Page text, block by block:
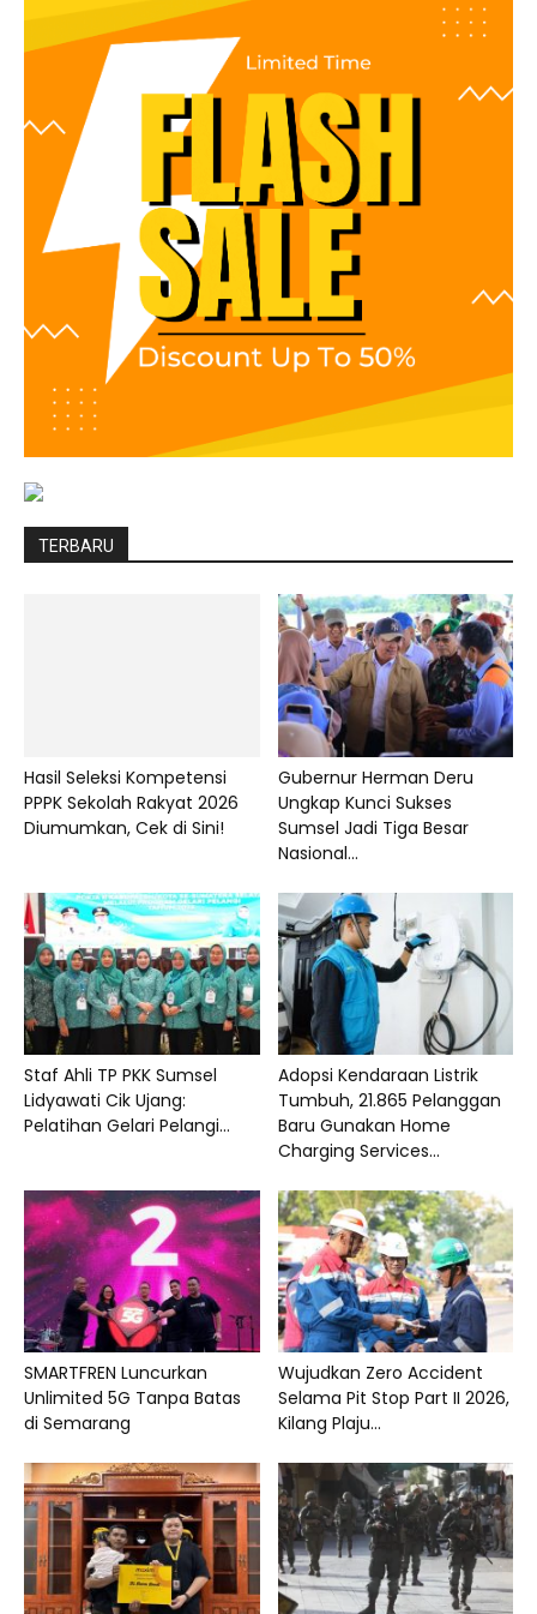
TERBARU
Hasil Seleksi Kompetensi
PPPK Sekolah Rakyat 2026
Diumumkan, Cek di Sini!
Gubernur Herman Deru
Ungkap Kunci Sukses
Sumsel Jadi Tiga Besar
Nasional...
Staf Ahli TP PKK Sumsel
Lidyawati Cik Ujang:
Pelatihan Gelari Pelangi...
Adopsi Kendaraan Listrik
Tumbuh, 21.865 Pelanggan
Baru Gunakan Home
Charging Services...
SMARTFREN Luncurkan
Unlimited 5G Tanpa Batas
di Semarang
Wujudkan Zero Accident
Selama Pit Stop Part II 2026,
Kilang Plaju...